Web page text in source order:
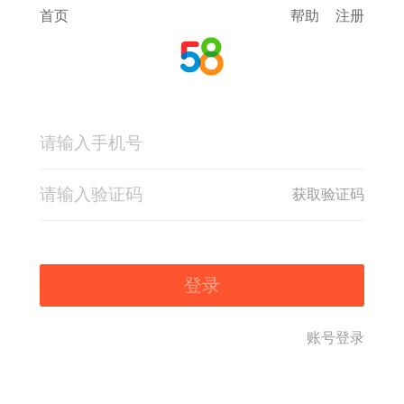
首页 帮助 注册
获取验证码
登录
账号登录